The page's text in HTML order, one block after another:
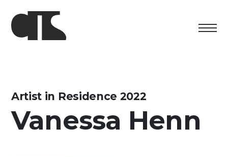
Esposizione
Programma culturale
Artist in Residence 2022
Vanessa Henn